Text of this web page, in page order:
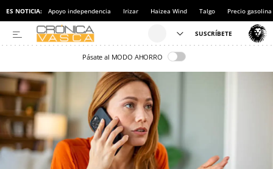
ES NOTICIA: Apoyo independencia Irizar Haizea Wind Talgo Precio gasolina
Pásate al MODO AHORRO